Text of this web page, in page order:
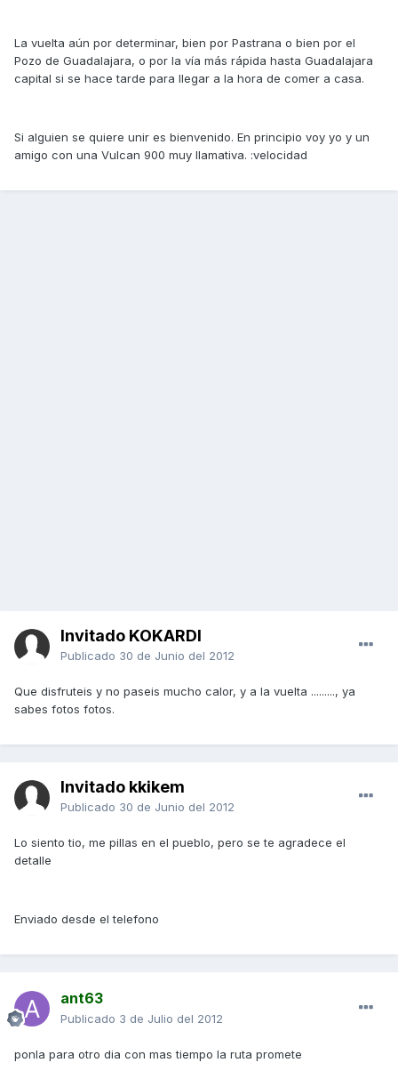
La vuelta aún por determinar, bien por Pastrana o bien por el
Pozo de Guadalajara, o por la vía más rápida hasta Guadalajara
capital si se hace tarde para llegar a la hora de comer a casa.
Si alguien se quiere unir es bienvenido. En principio voy yo y un
amigo con una Vulcan 900 muy llamativa. :velocidad
Invitado KOKARDI
Publicado 30 de Junio del 2012
Que disfruteis y no paseis mucho calor, y a la vuelta ........., ya
sabes fotos fotos.
Invitado kkikem
Publicado 30 de Junio del 2012
Lo siento tio, me pillas en el pueblo, pero se te agradece el
detalle
Enviado desde el telefono
ant63
Publicado 3 de Julio del 2012
ponla para otro dia con mas tiempo la ruta promete